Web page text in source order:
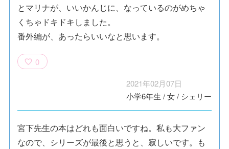
とマリナが、いいかんじに、なっているのがめちゃ
くちゃドキドキしました。
番外編が、あったらいいなと思います。
0
2021年02月07日
小学6年生 /女/ シェリー
宮下先生の本はどれも面白いですね。私も大ファン
なので、シリーズが最後と思うと、寂しいです。も